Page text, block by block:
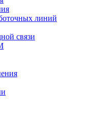
линий
связи